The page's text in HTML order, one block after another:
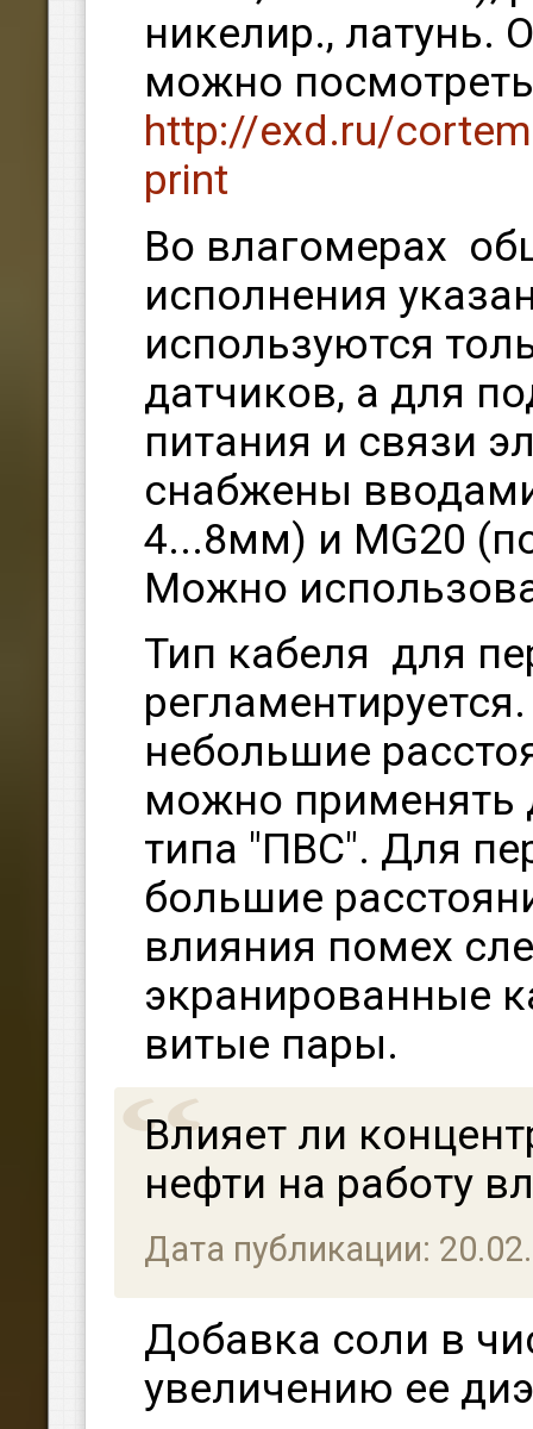
никелир., латунь.
можно
http://exd.ru/
print
Во влагомерах
исполнения
используются
датчиков, а для
питания и связи
снабжены
4...8мм) и MG20
Можно
Тип кабеля для
небольшие
можно применять
типа "ПВС". Для
большие
влияния помех
экранированные
витые пары.
Влияет ли
нефти на работу
Дата публикации:
Добавка соли в
увеличению ее